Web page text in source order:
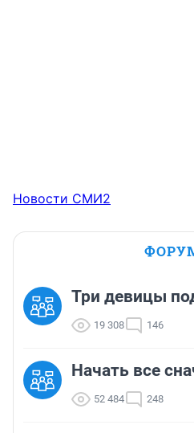
Новости СМИ2
Три девицы
19 308 146
Начать все
52 484 248